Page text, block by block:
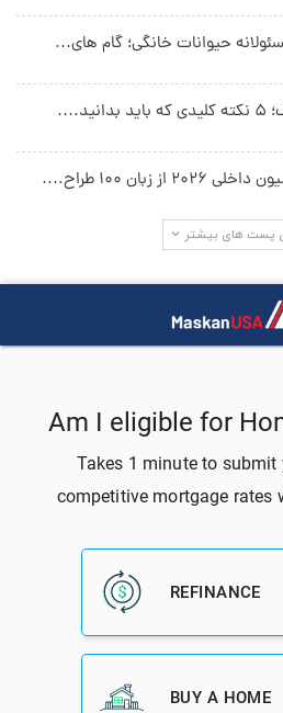
حیوانات خانگی؛ گام های…
زبان ۱۰۰ طراح.…
پست های بیشتر
neosurfدرآمار بازار مسکن در شهر
سه راه برای افزایش شانس یک ارزیابی مطلوب